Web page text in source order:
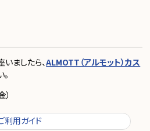
ましたら、ALMOTT（アルモット）カス
利用ガイド